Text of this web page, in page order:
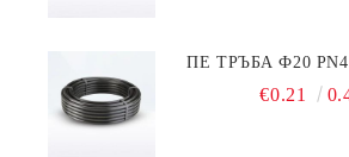
ПЕ ТРЪБА Ф20 PN4
€0.21